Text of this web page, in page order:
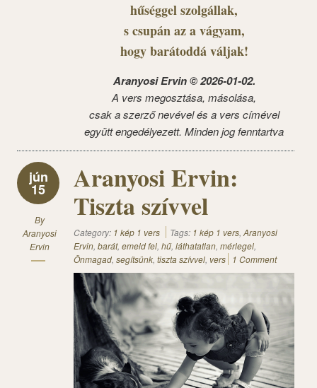
hűséggel szolgállak,
s csupán az a vágyam,
hogy barátoddá váljak!
Aranyosi Ervin © 2026-01-02.
A vers megosztása, másolása,
csak a szerző nevével és a vers címével
együtt engedélyezett. Minden jog fenntartva
jún
15
By
Aranyosi
Ervin
Aranyosi Ervin:
Tiszta szívvel
Category: 1 kép 1 vers Tags: 1 kép 1 vers, Aranyosi
Ervin, barát, emeld fel, hű, láthatatlan, mérlegel,
Önmagad, segítsünk, tiszta szívvel, vers 1 Comment